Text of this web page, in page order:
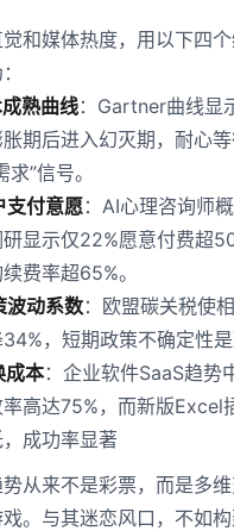
和媒体热度，用以下四
熟曲线：Gartner曲线显
期后进入幻灭期，耐心
求”信号。
支付意愿：AI心理咨询师
研显示仅22%愿意付费超
费率超65%。
波动系数：欧盟碳关税使
，短期政策不确定性是
成本：企业软件SaaS趋势
高达75%，而新版Excel
成功率显著
从来不是彩票，而是多
。与其迷恋风口，不如